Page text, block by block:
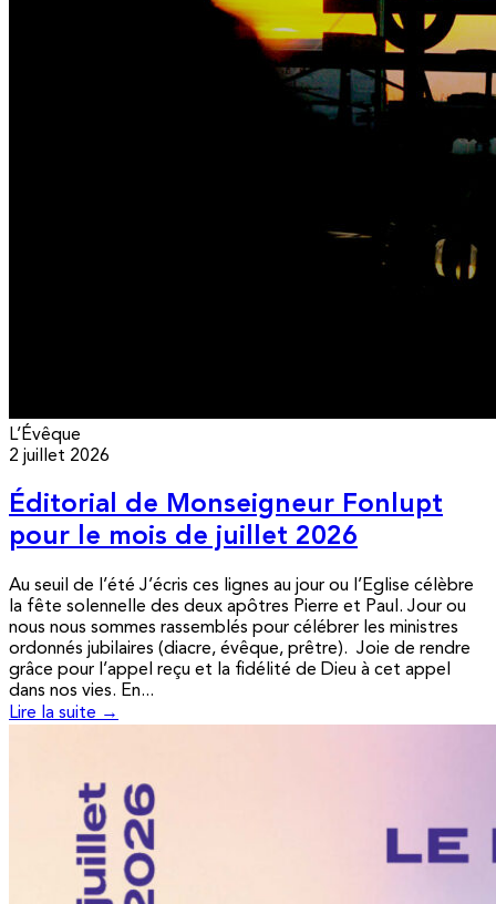
L’Évêque
2 juillet 2026
Éditorial de Monseigneur Fonlupt
pour le mois de juillet 2026
Au seuil de l’été J’écris ces lignes au jour ou l’Eglise célèbre
la fête solennelle des deux apôtres Pierre et Paul. Jour ou
nous nous sommes rassemblés pour célébrer les ministres
ordonnés jubilaires (diacre, évêque, prêtre). Joie de rendre
grâce pour l’appel reçu et la fidélité de Dieu à cet appel
dans nos vies. En...
Lire la suite →